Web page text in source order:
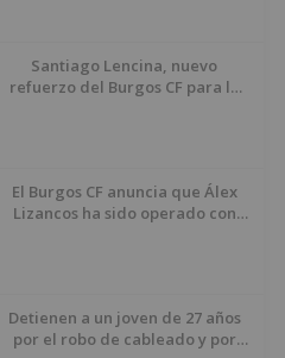
Santiago Lencina, nuevo
refuerzo del Burgos CF para la
El Burgos CF anuncia que Álex
Lizancos ha sido operado con
Detienen a un joven de 27 años
por el robo de cableado y por